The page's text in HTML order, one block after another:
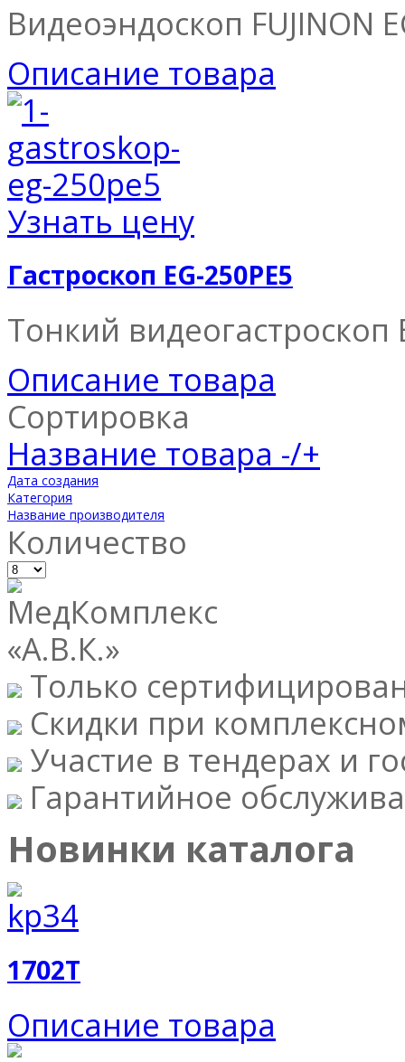
Видеоэндоскоп FUJINON
Описание товара
Узнать цену
Гастроскоп EG-250PE5
Тонкий видеогастроскоп
Описание товара
Сортировка
Название товара -/+
Дата создания
Категория
Название производителя
Количество
Только
Скидки при
Участие в тендерах и
Гарантийное
Новинки каталога
1702T
Описание товара